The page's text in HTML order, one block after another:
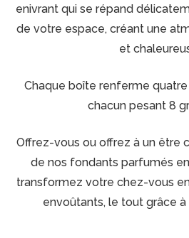
enivrant qui se répand
de votre espace, créant une
et
Chaque boîte renferme
chacun pesant 8
Offrez-vous ou offrez à un être
de nos fondants parfumés
transformez votre chez-vous
envoûtants, le tout grâce